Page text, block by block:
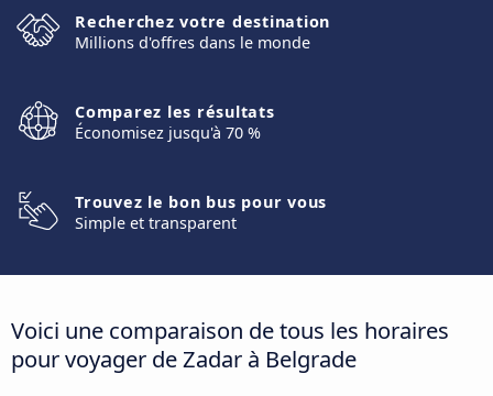
Recherchez votre destination
Millions d'offres dans le monde
Comparez les résultats
Économisez jusqu'à 70 %
Trouvez le bon bus pour vous
Simple et transparent
Voici une comparaison de tous les horaires
pour voyager de Zadar à Belgrade